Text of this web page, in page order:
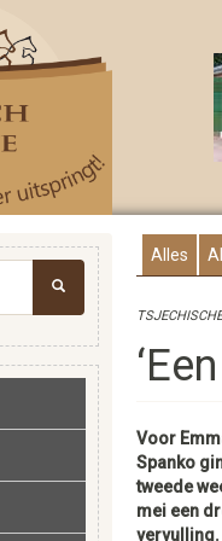
Alles
Voor
Spanko
tweede
mei een
vervulling.